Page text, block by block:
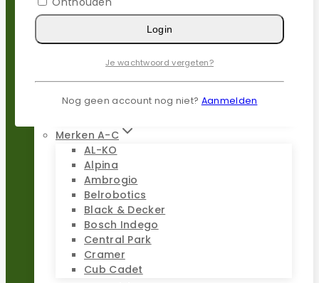
Populaire merken
Husqvarna
Parkside
Stiga
Stihl
Merken A-C
AL-KO
Alpina
Ambrogio
Belrobotics
Black & Decker
Bosch Indego
Central Park
Cramer
Cub Cadet
Login
Je wachtwoord vergeten?
Nog geen account nog niet? Aanmelden